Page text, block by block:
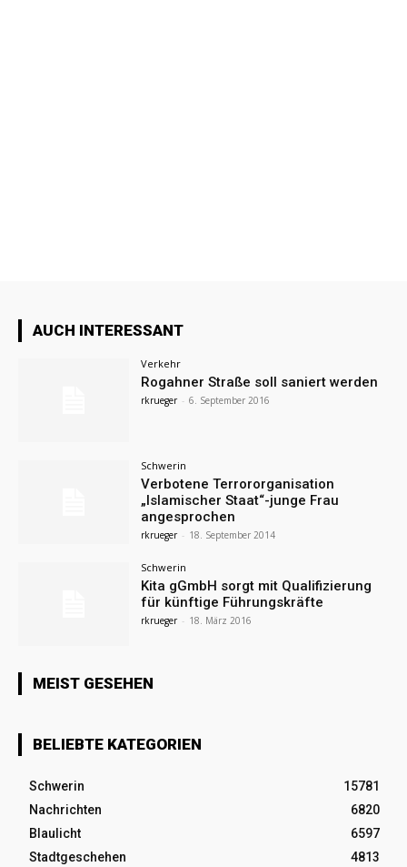
AUCH INTERESSANT
Verkehr
Rogahner Straße soll saniert werden
rkrueger - 6. September 2016
Schwerin
Verbotene Terrororganisation
„Islamischer Staat“-junge Frau
angesprochen
rkrueger - 18. September 2014
Schwerin
Kita gGmbH sorgt mit Qualifizierung
für künftige Führungskräfte
rkrueger - 18. März 2016
MEIST GESEHEN
BELIEBTE KATEGORIEN
Schwerin
15781
Nachrichten
6820
Blaulicht
6597
Stadtgeschehen
4813